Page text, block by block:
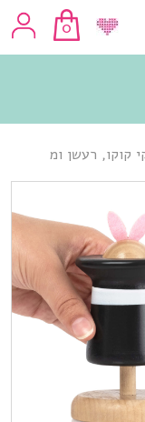
0
קוקו, רעשן ומ